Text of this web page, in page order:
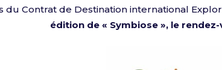
du Contrat de Destination international
édition de « Symbiose », le rendez-